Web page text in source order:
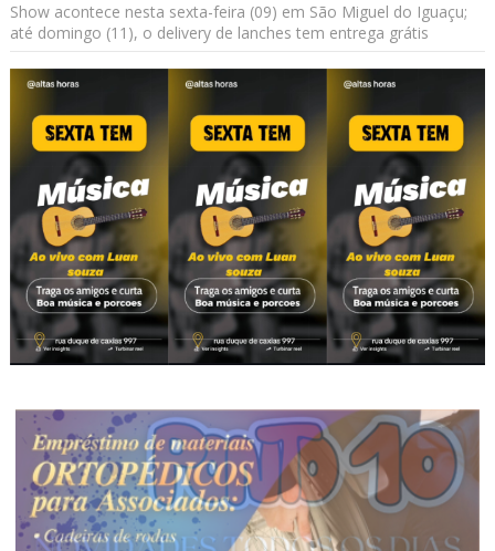
Show acontece nesta sexta-feira (09) em São Miguel do Iguaçu;
até domingo (11), o delivery de lanches tem entrega grátis